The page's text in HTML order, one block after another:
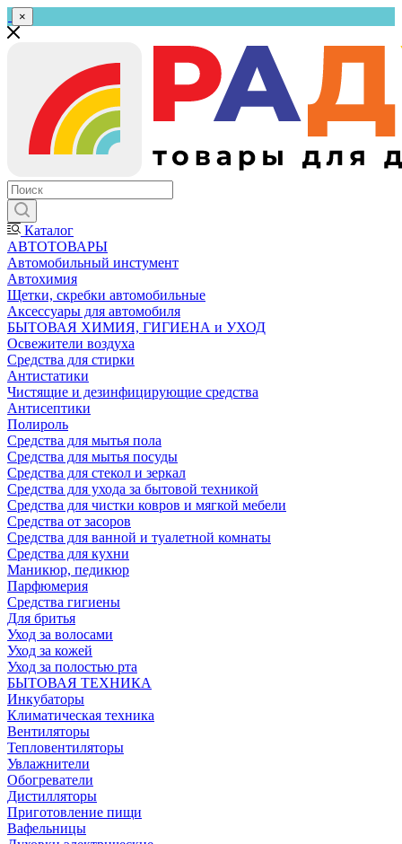
×
Каталог
АВТОТОВАРЫ
Автомобильный инстумент
Автохимия
Щетки, скребки автомобильные
Аксессуары для автомобиля
БЫТОВАЯ ХИМИЯ, ГИГИЕНА и УХОД
Освежители воздуха
Средства для стирки
Антистатики
Чистящие и дезинфицирующие средства
Антисептики
Полироль
Средства для мытья пола
Средства для мытья посуды
Средства для стекол и зеркал
Средства для ухода за бытовой техникой
Средства для чистки ковров и мягкой мебели
Средства от засоров
Средства для ванной и туалетной комнаты
Средства для кухни
Маникюр, педикюр
Парфюмерия
Средства гигиены
Для бритья
Уход за волосами
Уход за кожей
Уход за полостью рта
БЫТОВАЯ ТЕХНИКА
Инкубаторы
Климатическая техника
Вентиляторы
Тепловентиляторы
Увлажнители
Обогреватели
Дистилляторы
Приготовление пищи
Вафельницы